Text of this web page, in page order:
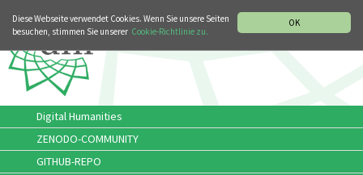
OK
Diese Webseite verwendet Cookies. Wenn Sie unsere Seiten
besuchen, stimmen Sie unserer Cookie-Richtlinie zu.
Digital Humanities
ZENODO-COMMUNITY
GITHUB-REPO